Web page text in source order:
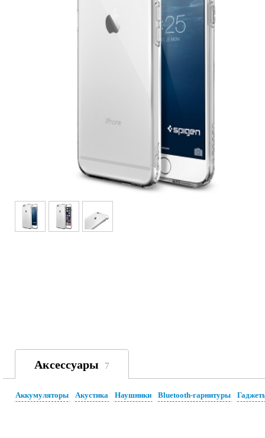
Аксессуары 7
Аккумуляторы Акустика Наушники Bluetooth-гарнитуры